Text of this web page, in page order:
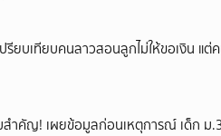
รียบเทียบคนลาวสอนลูกไม่ให้ขอเงิน แต่
สำคัญ! เผยข้อมูลก่อนเหตุการณ์ เด็ก ม.3